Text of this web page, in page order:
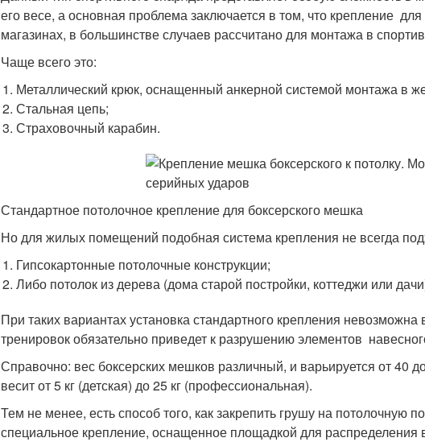
его весе, а основная проблема заключается в том, что крепление
магазинах, в большинстве случаев рассчитано для монтажа в
Чаще всего это:
Металлический крюк, оснащенный анкерной системой монтажа в
Стальная цепь;
Страховочный карабин.
Стандартное потолочное крепление для боксерского мешка
Но для жилых помещений подобная система крепления не всегда
Гипсокартонные потолочные конструкции;
Либо потолок из дерева (дома старой постройки, коттеджи или
При таких вариантах установка стандартного крепления невозможна
тренировок обязательно приведет к разрушению элементов
Справочно: вес боксерских мешков различный, и варьируется от 40
весит от 5 кг (детская) до 25 кг (профессиональная).
Тем не менее, есть способ того, как закрепить грушу на потолочную
специальное крепление, оснащенное площадкой для распределения